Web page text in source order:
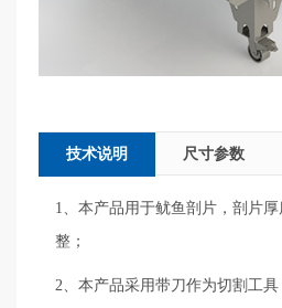
技术说明 尺寸参数
1、本产品用于鱿鱼剖片，剖片厚
整；
2、本产品采用带刀作为切割工